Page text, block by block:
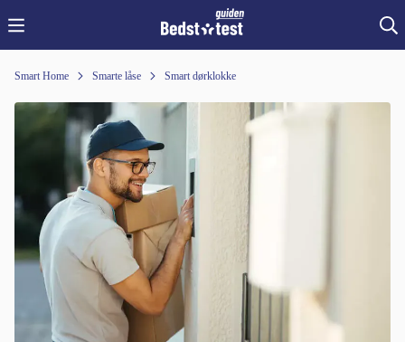
Smart Home Smarte låse Smart dørklokke